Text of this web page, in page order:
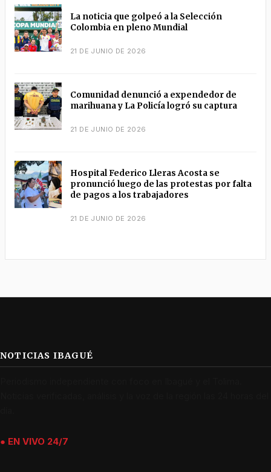
La noticia que golpeó a la Selección
Colombia en pleno Mundial
21 DE JUNIO DE 2026
Comunidad denunció a expendedor de
marihuana y La Policía logró su captura
21 DE JUNIO DE 2026
Hospital Federico Lleras Acosta se
pronunció luego de las protestas por falta
de pagos a los trabajadores
21 DE JUNIO DE 2026
NOTICIAS IBAGUÉ
● EN VIVO 24/7